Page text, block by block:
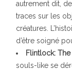
autrement dit,
traces sur les
créatures.
d’être soigné
Flintlock:
souls-like se